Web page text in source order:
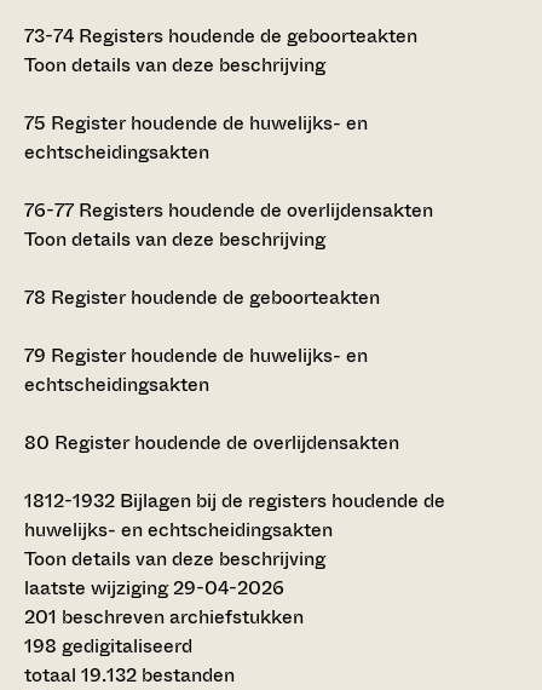
73-74 Registers houdende de geboorteakten
Toon details van deze beschrijving
75 Register houdende de huwelijks- en
echtscheidingsakten
76-77 Registers houdende de overlijdensakten
Toon details van deze beschrijving
78 Register houdende de geboorteakten
79 Register houdende de huwelijks- en
echtscheidingsakten
80 Register houdende de overlijdensakten
1812-1932 Bijlagen bij de registers houdende de
huwelijks- en echtscheidingsakten
Toon details van deze beschrijving
laatste wijziging 29-04-2026
201 beschreven archiefstukken
198 gedigitaliseerd
totaal 19.132 bestanden